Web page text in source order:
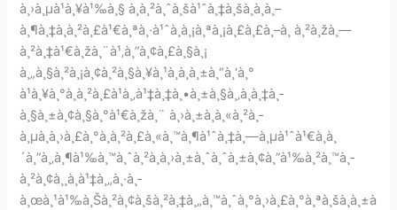
à¸›à¸µà¹à¸¥à¹‰à¸§ à¸­à¸²à¸ˆà¸šà¹ˆà¸‡à¸šà¸­à¸à¸–
à¸¶à¸‡à¸à¸²à¸£à¹€à¸ªà¸·à¹ˆà¸­à¸¡à¸ªà¸¡à¸£à¸£à¸–à¸ à¸²à¸žà¸—
à¸²à¸‡à¹€à¸žà¸¨à¹‚à¸”à¸¢à¸£à¸§à¸¡
à¸„à¸§à¸²à¸¡à¸¢à¸²à¸§à¸¥à¸¹à¸à¸­à¸±à¸“à¸‘à¸°
à¹à¸¥à¸°à¸à¸²à¸£à¹à¸‚à¹‡à¸‡à¸•à¸±à¸§à¸‚à¸­à¸‡à¸­
à¸§à¸±à¸¢à¸§à¸°à¹€à¸žà¸¨ à¸›à¸±à¸à¸«à¸²à¸­
à¸µà¸à¸›à¸£à¸°à¸à¸²à¸£à¸«à¸™à¸¶à¹ˆà¸‡à¸—à¸µà¹ˆà¹€à¸à¸
´à¸”à¸‚à¸¶à¹‰à¸™à¸ˆà¸²à¸à¸›à¸±à¸ˆà¸ˆà¸±à¸¢à¸”à¹‰à¸²à¸™à¸­
à¸²à¸¢à¸¸à¸à¹‡à¸„à¸·à¸­
à¸œà¸¹à¹‰à¸Šà¸²à¸¢à¸šà¸²à¸‡à¸„à¸™à¸ˆà¸°à¸›à¸£à¸°à¸ªà¸šà¸à¸±à